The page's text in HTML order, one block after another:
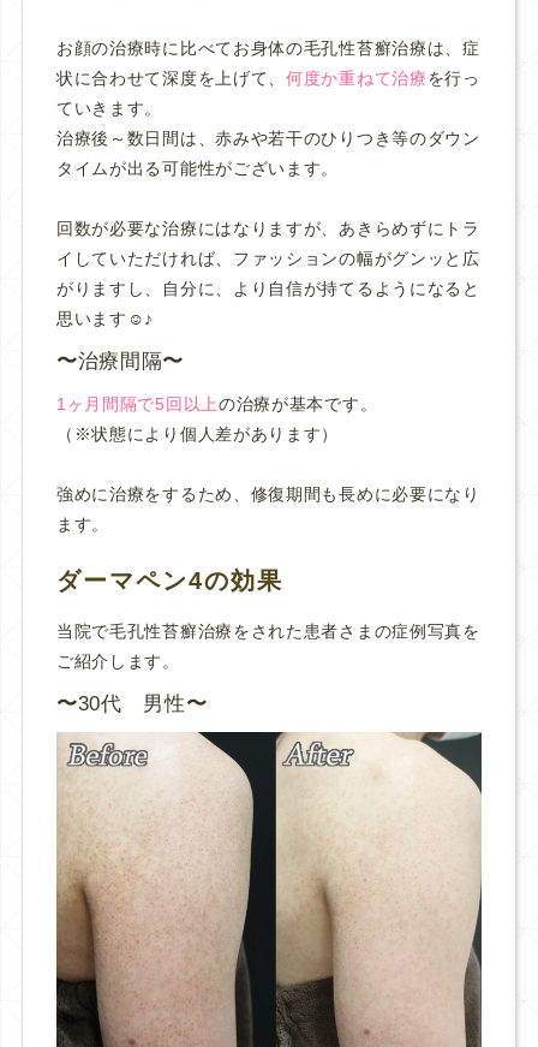
お顔の治療時に比べてお身体の毛孔性苔癬治療は、症
状に合わせて深度を上げて、何度か重ねて治療を行っ
ていきます。
治療後～数日間は、赤みや若干のひりつき等のダウン
タイムが出る可能性がございます。
回数が必要な治療にはなりますが、あきらめずにトラ
イしていただければ、ファッションの幅がグンッと広
がりますし、自分に、より自信が持てるようになると
思います☺️♪
治療間隔
1ヶ月間隔で5回以上の治療が基本です。
（※状態により個人差があります）
強めに治療をするため、修復期間も長めに必要になり
ます。
ダーマペン4の効果
当院で毛孔性苔癬治療をされた患者さまの症例写真を
ご紹介します。
30代 男性